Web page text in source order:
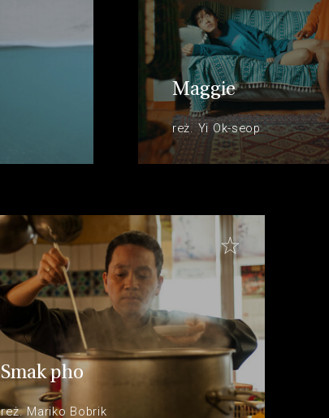
Maggie
reż. Yi Ok-seop
Smak pho
reż. Mariko Bobrik